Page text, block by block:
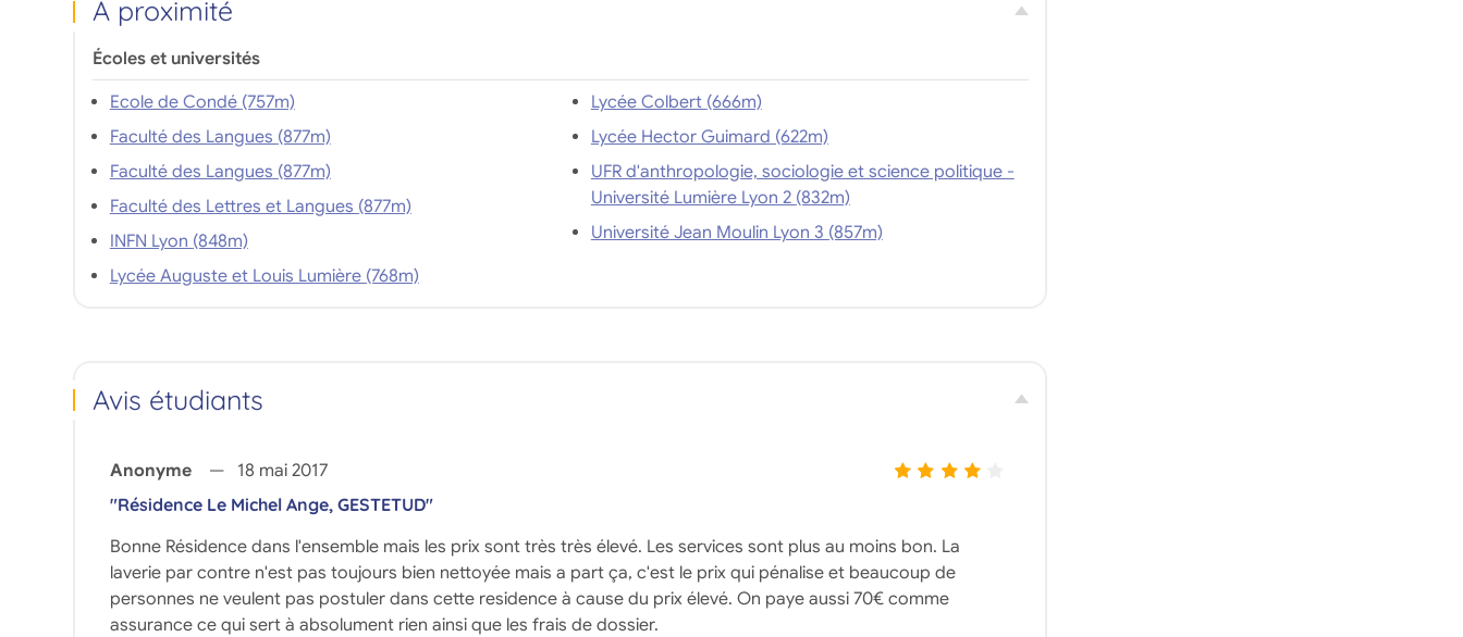
composée de
studio au 3 pièces.
À proximité
Écoles et universités
Ecole de Condé (757m)
Faculté des Langues (877m)
Faculté des Langues (877m)
Faculté des Lettres et Langues (877m)
INFN Lyon (848m)
Lycée Auguste et Louis Lumière (768m)
Lycée Colbert (666m)
Lycée Hector Guimard (622m)
UFR d'anthropologie, sociologie et science politique -
Université Lumière Lyon 2 (832m)
Université Jean Moulin Lyon 3 (857m)
Avis étudiants
Anonyme
18 mai 2017
"Résidence Le Michel Ange, GESTETUD"
Bonne Résidence dans l'ensemble mais les prix sont très très élevé. Les services sont plus au moins bon. La
laverie par contre n'est pas toujours bien nettoyée mais a part ça, c'est le prix qui pénalise et beaucoup de
personnes ne veulent pas postuler dans cette residence à cause du prix élevé. On paye aussi 70€ comme
assurance ce qui sert à absolument rien ainsi que les frais de dossier.